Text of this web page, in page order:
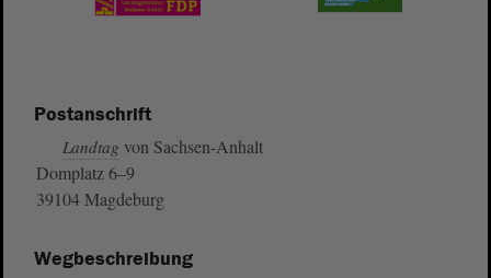
Postanschrift
Landtag von Sachsen-Anhalt
Domplatz 6–9
39104 Magdeburg
Wegbeschreibung